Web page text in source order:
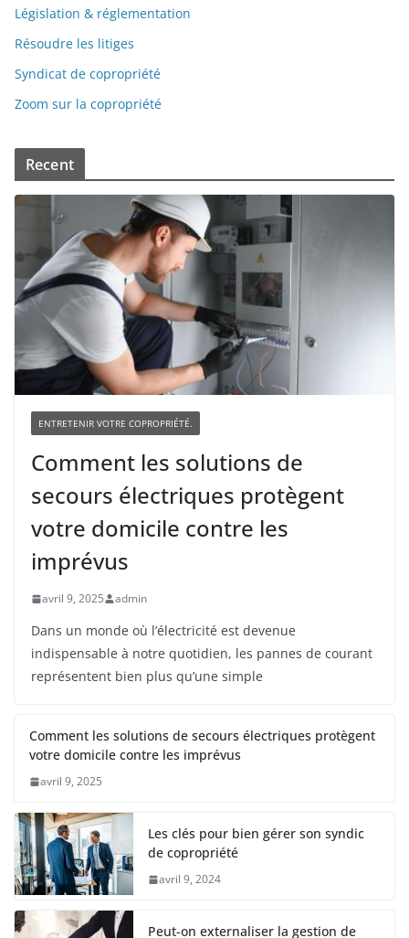
Législation & réglementation
Résoudre les litiges
Syndicat de copropriété
Zoom sur la copropriété
Recent
ENTRETENIR VOTRE COPROPRIÉTÉ.
Comment les solutions de
secours électriques protègent
votre domicile contre les
imprévus
avril 9, 2025 admin
Dans un monde où l’électricité est devenue
indispensable à notre quotidien, les pannes de courant
représentent bien plus qu’une simple
Comment les solutions de secours électriques protègent
votre domicile contre les imprévus
avril 9, 2025
Les clés pour bien gérer son syndic
de copropriété
avril 9, 2024
Peut-on externaliser la gestion de